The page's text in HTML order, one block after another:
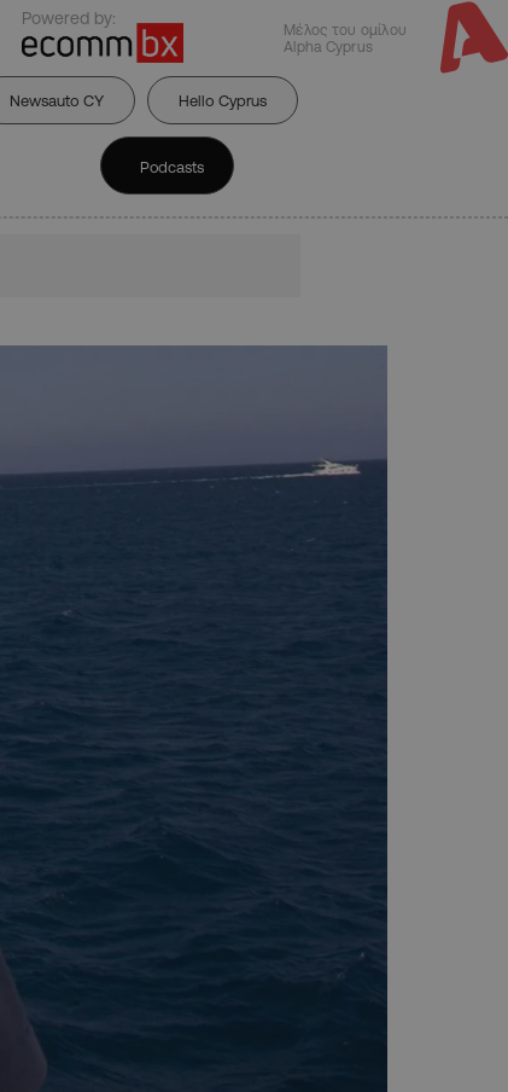
Powered by:
Μέλος του ομίλου
Alpha Cyprus
Newsauto CY Hello Cyprus
Podcasts